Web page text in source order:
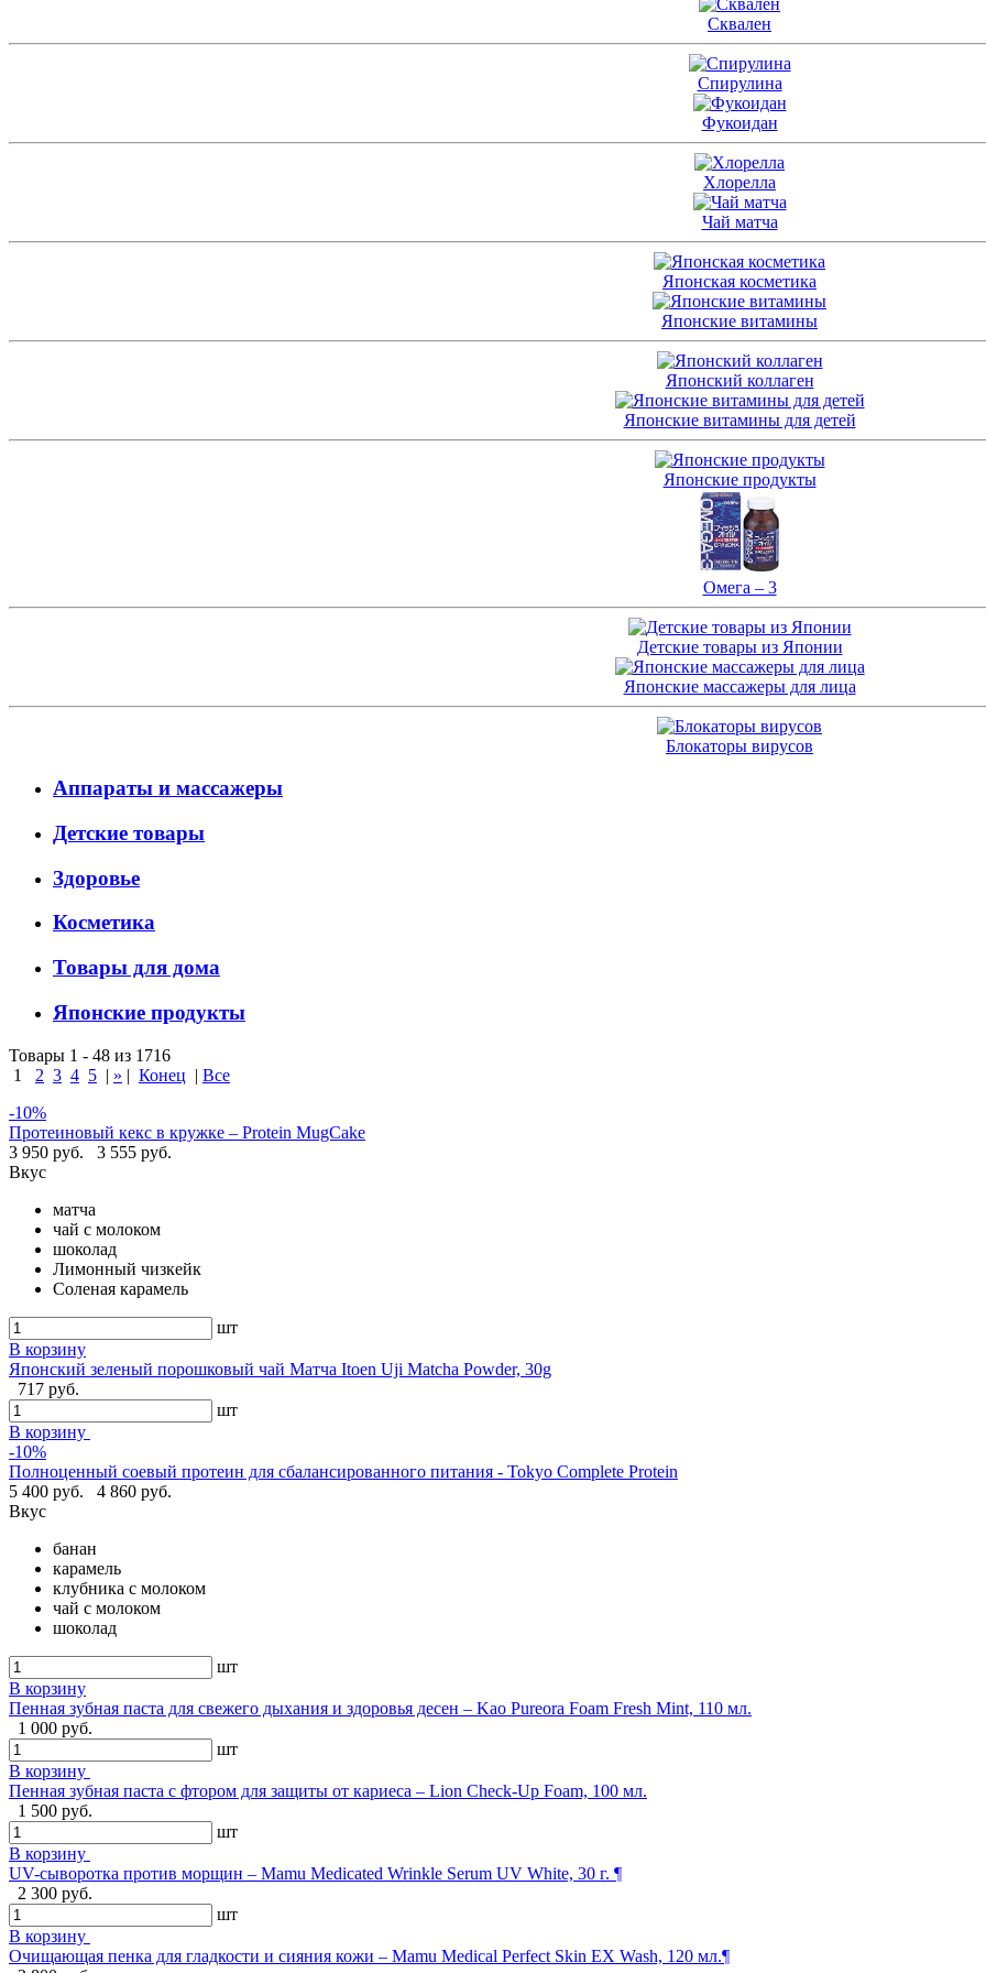
Сквален
Спирулина
Фукоидан
Хлорелла
Чай матча
Японская косметика
Японские витамины
Японский коллаген
Японские витамины для детей
Японские продукты
Омега – 3
Детские товары из Японии
Японские массажеры для лица
Блокаторы вирусов
Аппараты и массажеры
Детские товары
Здоровье
Косметика
Товары для дома
Японские продукты
Товары 1 - 48 из 1716
1
2 3 4 5 | » | Конец | Все
-10%
Протеиновый кекс в кружке – Protein MugCake
3 950 руб.
3 555 руб.
Вкус
матча
чай с молоком
шоколад
Лимонный чизкейк
Соленая карамель
шт
В корзину
Японский зеленый порошковый чай Матча Itoen Uji Matcha Powder, 30g
717 руб.
шт
В корзину
-10%
Полноценный соевый протеин для сбалансированного питания - Tokyo Complete Protein
5 400 руб.
4 860 руб.
Вкус
банан
карамель
клубника с молоком
чай с молоком
шоколад
шт
В корзину
Пенная зубная паста для свежего дыхания и здоровья десен – Kao Pureora Foam Fresh Mint, 110 мл.
1 000 руб.
шт
В корзину
Пенная зубная паста с фтором для защиты от кариеса – Lion Check-Up Foam, 100 мл.
1 500 руб.
шт
В корзину
UV-сыворотка против морщин – Mamu Medicated Wrinkle Serum UV White, 30 г. ¶
2 300 руб.
шт
В корзину
Очищающая пенка для гладкости и сияния кожи – Mamu Medical Perfect Skin EX Wash, 120 мл.¶